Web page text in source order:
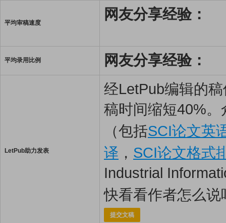
平均审稿速度
网友分享经验：
平均录用比例 网友分享经验：
LetPub助力发表
经LetPub编辑的
稿时间缩短40%
（包括SCI论文英
译 ， SCI论文格式
Industrial
快看看作者怎么说
提交文稿